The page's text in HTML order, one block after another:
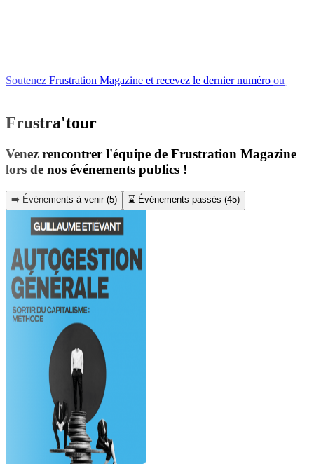
Soutenez Frustration Magazine et recevez le dernier numéro ou
Frustra'tour
Venez rencontrer l'équipe de Frustration Magazine
lors de nos événements publics !
➡️ Événements à venir(5) ⌛ Événements passés (45)